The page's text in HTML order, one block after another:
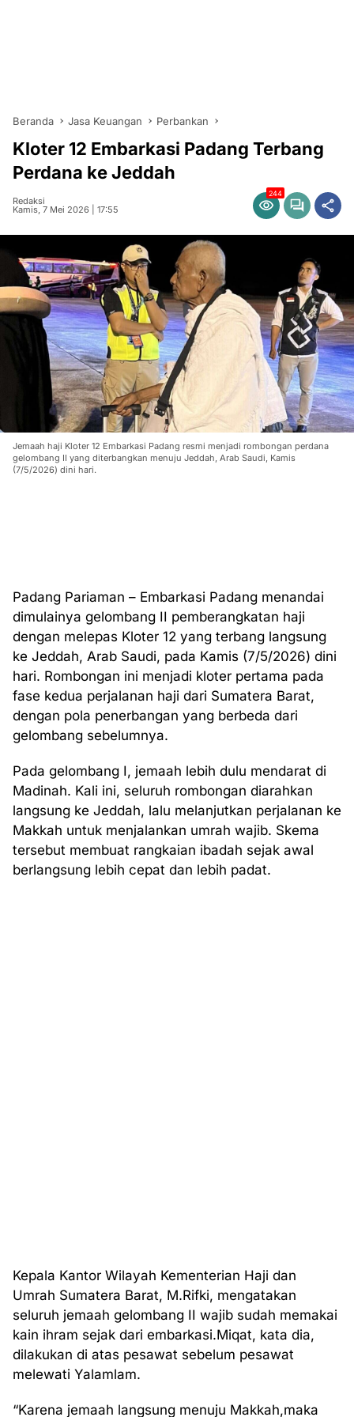
Beranda Jasa Keuangan Perbankan
Kloter 12 Embarkasi Padang Terbang
Perdana ke Jeddah
Redaksi
Kamis, 7 Mei 2026 | 17:55
244
Jemaah haji Kloter 12 Embarkasi Padang resmi menjadi rombongan perdana
gelombang II yang diterbangkan menuju Jeddah, Arab Saudi, Kamis
(7/5/2026) dini hari.
Padang Pariaman – Embarkasi Padang menandai
dimulainya gelombang II pemberangkatan haji
dengan melepas Kloter 12 yang terbang langsung
ke Jeddah, Arab Saudi, pada Kamis (7/5/2026) dini
hari. Rombongan ini menjadi kloter pertama pada
fase kedua perjalanan haji dari Sumatera Barat,
dengan pola penerbangan yang berbeda dari
gelombang sebelumnya.
Pada gelombang I, jemaah lebih dulu mendarat di
Madinah. Kali ini, seluruh rombongan diarahkan
langsung ke Jeddah, lalu melanjutkan perjalanan ke
Makkah untuk menjalankan umrah wajib. Skema
tersebut membuat rangkaian ibadah sejak awal
berlangsung lebih cepat dan lebih padat.
Kepala Kantor Wilayah Kementerian Haji dan
Umrah Sumatera Barat, M.Rifki, mengatakan
seluruh jemaah gelombang II wajib sudah memakai
kain ihram sejak dari embarkasi.Miqat, kata dia,
dilakukan di atas pesawat sebelum pesawat
melewati Yalamlam.
“Karena jemaah langsung menuju Makkah,maka